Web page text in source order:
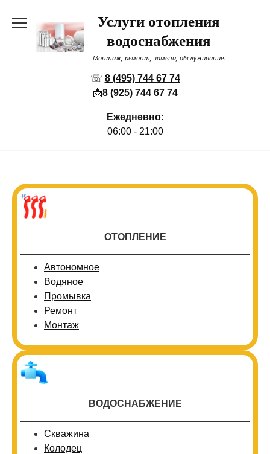
содержанию
Услуги отопления
водоснабжения
Монтаж, ремонт, замена, обслуживание.
☏ 8 (495) 744 67 74
📩8 (925) 744 67 74
Ежедневно:
06:00 - 21:00
ОТОПЛЕНИЕ
Автономное
Водяное
Промывка
Ремонт
Монтаж
ВОДОСНАБЖЕНИЕ
Скважина
Колодец